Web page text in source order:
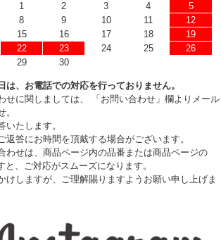
1
2 3 4
5
8 9 10 11
12
15 16 17 18
19
22 23 24 25
26
29 30
、お電話での対応を行っておりません。
せに関しましては、 「お問い合わせ」欄よりメール
たします。
答にお時間を頂戴する場合がございます。
わせは、商品ページ内の品番または商品ページの
と、ご対応がスムーズになります。
けしますが、ご理解賜りますようお願い申し上げま